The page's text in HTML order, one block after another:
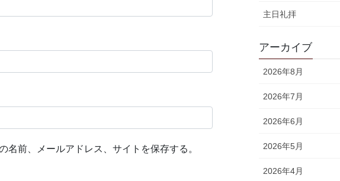
前、メールアドレス、サイトを保存する。
主日礼拝
アーカイブ
2026年8月
2026年7月
2026年6月
2026年5月
2026年4月